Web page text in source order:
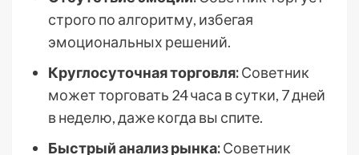
строго по алгоритму, избегая
эмоциональных решений.
Круглосуточная торговля:Советник
может торговать 24 часа в сутки, 7 дней
в неделю, даже когда вы спите.
Быстрый анализ рынка:Советник